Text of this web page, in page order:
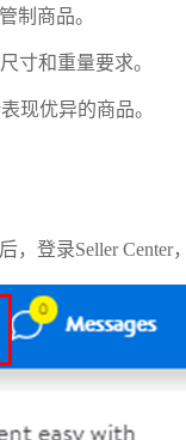
制商品。
寸和重量要求。
现优异的商品。
，登录Seller